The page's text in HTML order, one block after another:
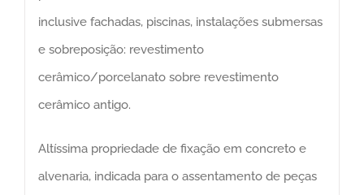
inclusive fachadas, piscinas, instalações submersas
e sobreposição: revestimento
cerâmico/porcelanato sobre revestimento
cerâmico antigo.
Altíssima propriedade de fixação em concreto e
alvenaria, indicada para o assentamento de peças